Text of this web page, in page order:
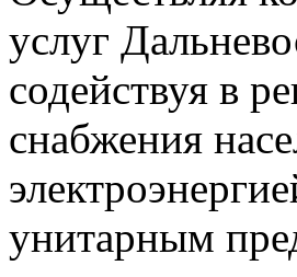
услуг
содействуя в
снабжения
унитарным